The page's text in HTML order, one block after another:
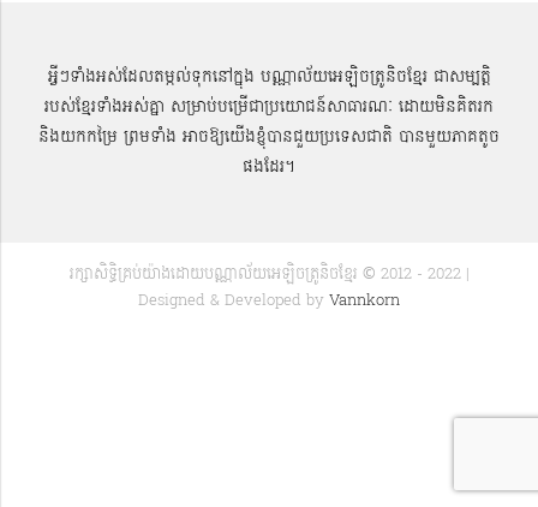
អ្វីៗទាំងអស់ដែលតម្កល់ទុកនៅក្នុង បណ្ណាល័យអេឡិចត្រូនិចខ្មែរ ជាសម្បតិ្ត
របស់ខ្មែរទាំងអស់គ្នា សម្រាប់បម្រើជាប្រយោជន៍សាធារណៈ ដោយមិនគិតរក
និងយកកម្រៃ ព្រមទាំង អាចឱ្យយើងខ្ញុំបានជួយប្រទេសជាតិ បានមួយភាគតូច
ផងដែរ។
រក្សាសិទ្ធិគ្រប់យ៉ាងដោយបណ្ណាល័យអេឡិចត្រូនិចខ្មែរ © 2012 - 2022 |
Designed & Developed by Vannkorn